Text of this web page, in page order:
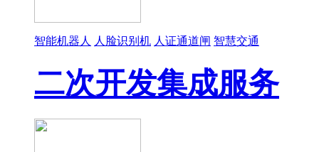
智能机器人 人脸识别机 人证通道闸 智慧交通
二次开发集成服务